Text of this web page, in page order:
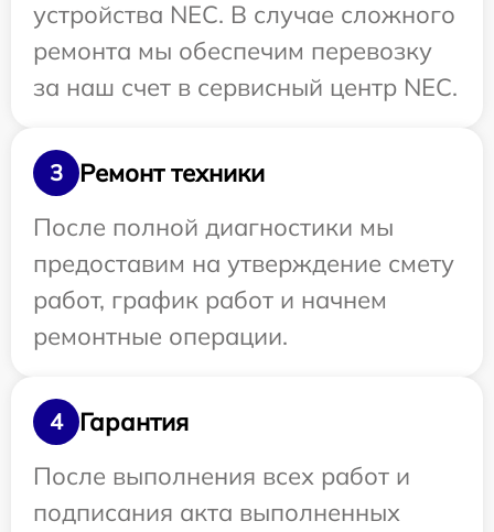
устройства NEC. В случае сложного
ремонта мы обеспечим перевозку
за наш счет в сервисный центр NEC.
3
Ремонт техники
После полной диагностики мы
предоставим на утверждение смету
работ, график работ и начнем
ремонтные операции.
4
Гарантия
После выполнения всех работ и
подписания акта выполненных